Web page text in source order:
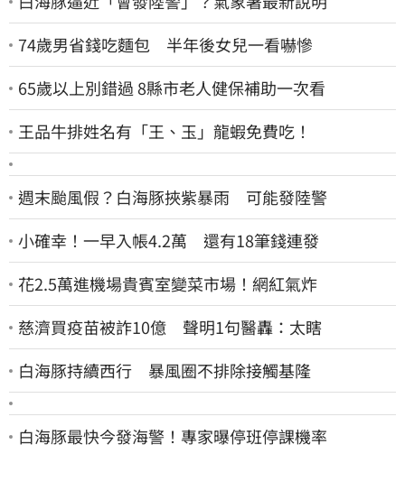
74歲男省錢吃麵包 半年後女兒一看嚇慘
65歲以上別錯過 8縣市老人健保補助一次看
王品牛排姓名有「王、玉」龍蝦免費吃！
週末颱風假？白海豚挾紫暴雨 可能發陸警
小確幸！一早入帳4.2萬 還有18筆錢連發
花2.5萬進機場貴賓室變菜市場！網紅氣炸
慈濟買疫苗被詐10億 聲明1句醫轟：太瞎
白海豚持續西行 暴風圈不排除接觸基隆
白海豚最快今發海警！專家曝停班停課機率